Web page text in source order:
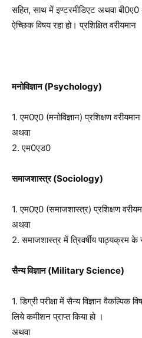
सहित, साथ में इण्टरमीडिएट अथवा
ऐच्छिक विषय रहा हो। प्रशिक्षित वरीयमान
मनोविज्ञान (Psychology)
1. एम0ए0 (मनोविज्ञान) प्रशिक्षण वरीयमान
अथवा
2. एम0एड0
समाजशास्त्र (Sociology)
1. एम0ए0 (समाजशास्त्र) प्रशिक्षण
अथवा
2. समाजशास्त्र में त्रिवर्षीय पाठ्यक्रम
सैन्य विज्ञान (Military Science)
1. डिग्री परीक्षा में सैन्य विज्ञान
लिये कमीशन प्राप्त किया हो ।
अथवा